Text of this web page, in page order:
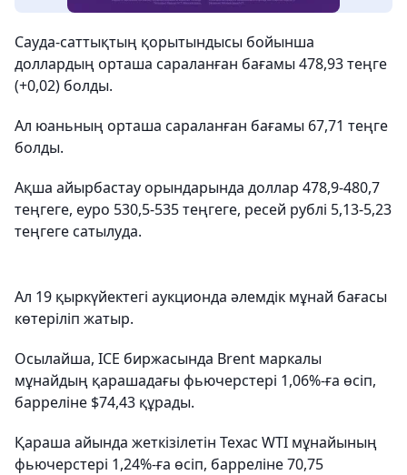
Сауда-саттықтың қорытындысы бойынша
доллардың орташа сараланған бағамы 478,93 теңге
(+0,02) болды.
Ал юаньның орташа сараланған бағамы 67,71 теңге
болды.
Ақша айырбастау орындарында доллар 478,9-480,7
теңгеге, еуро 530,5-535 теңгеге, ресей рублі 5,13-5,23
теңгеге сатылуда.
Ал 19 қыркүйектегі аукционда әлемдік мұнай бағасы
көтеріліп жатыр.
Осылайша, ICE биржасында Brent маркалы
мұнайдың қарашадағы фьючерстері 1,06%-ға өсіп,
барреліне $74,43 құрады.
Қараша айында жеткізілетін Техас WTI мұнайының
фьючерстері 1,24%-ға өсіп, барреліне 70,75